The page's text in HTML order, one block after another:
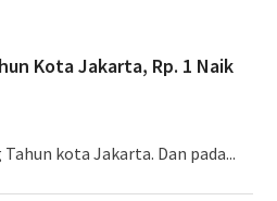
Kota Jakarta, Rp. 1 Naik
kota Jakarta. Dan pada...